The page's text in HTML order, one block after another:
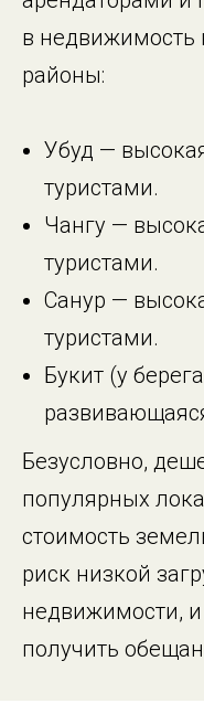
в недвижимость
районы:
Убуд —
туристами.
Чангу —
туристами.
Санур —
туристами.
Букит (у
Безусловно,
популярных
стоимость
риск низкой
недвижимости,
получить